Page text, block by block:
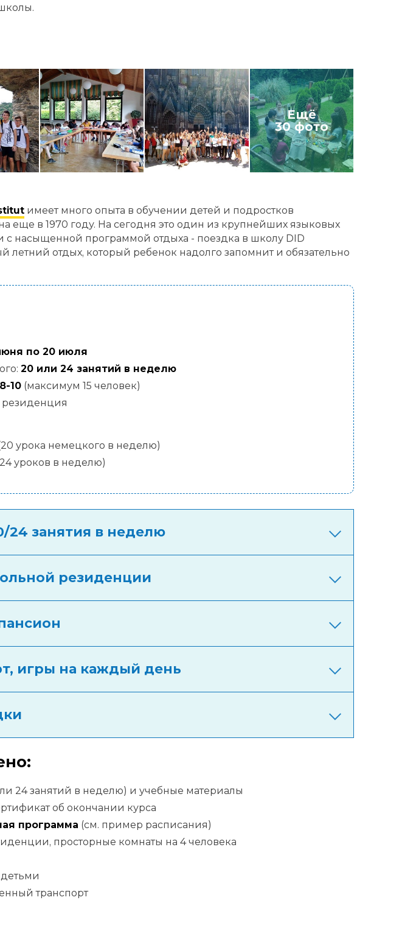
Ещё
30 фото
имеет много опыта в обучении детей и подростков
еще в 1970 году. На сегодня это один из крупнейших языковых
с насыщенной программой отдыха - поездка в школу DID
летний отдых, который ребенок надолго запомнит и обязательно
по 20 июля
20 или 24 занятий в неделю
8-10(максимум 15 человек)
резиденция
урока немецкого в неделю)
уроков в неделю)
24 занятия в неделю
резиденции
игры на каждый день
24 занятий в неделю) и учебные материалы
об окончании курса
программа (см. пример расписания)
просторные комнаты на 4 человека
транспорт